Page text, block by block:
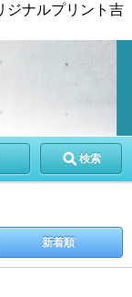
ジナルプリント吉
検索
新着順